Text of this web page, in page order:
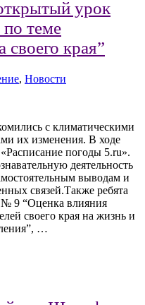
урок
по теме
своего края”
, Новости
с климатическими
их изменения. В ходе
погоды 5.ru».
деятельность
выводам и
связей.Также ребята
9 “Оценка влияния
своего края на жизнь и
…